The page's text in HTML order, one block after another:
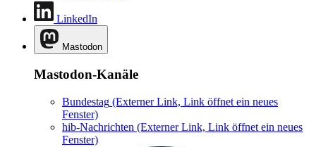
LinkedIn
Mastodon
Mastodon-Kanäle
Bundestag (Externer Link, Link öffnet ein neues
Fenster)
hib-Nachrichten (Externer Link, Link öffnet ein neues
Fenster)